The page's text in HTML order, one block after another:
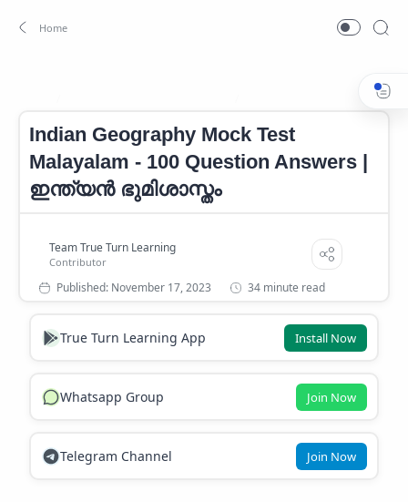
Indian Geography Malayalam
Indian Geography Mock Test
Malayalam - 100 Question Answers |
ഇന്ത്യൻ ഭുമിശാസ്തം
34 minute read
True Turn Learning App Install Now
Whatsapp Group Join Now
Telegram Channel Join Now